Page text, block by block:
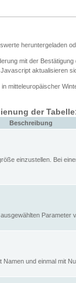
heruntergeladen
mit der
aktualisieren
mitteleuropäischer
der
Beschreibung
einzustellen. Bei
Parameter
und einmal mit